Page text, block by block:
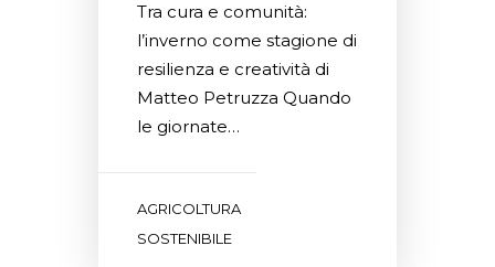
Tra cura e comunità:
l’inverno come stagione di
resilienza e creatività di
Matteo Petruzza Quando
le giornate…
AGRICOLTURA
SOSTENIBILE